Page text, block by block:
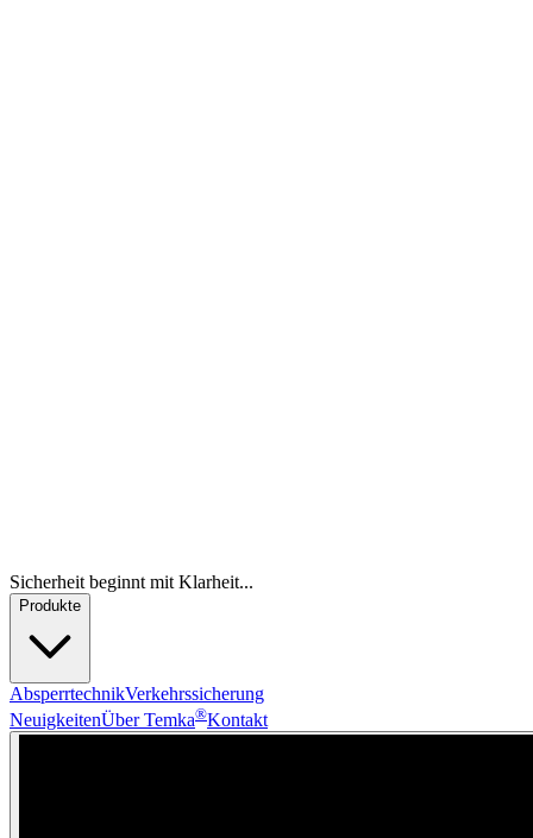
Sicherheit beginnt mit Klarheit...
Produkte
AbsperrtechnikVerkehrssicherung
NeuigkeitenÜber Temka®Kontakt